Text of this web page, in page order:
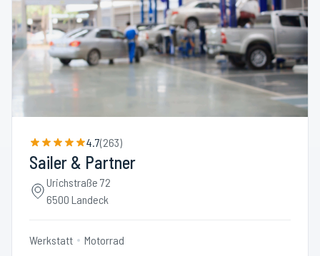
4.7(263)
Sailer & Partner
Urichstraße 72
6500 Landeck
Werkstatt Motorrad